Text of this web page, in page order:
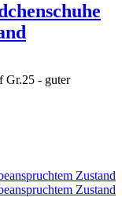
Gr.25 - guter